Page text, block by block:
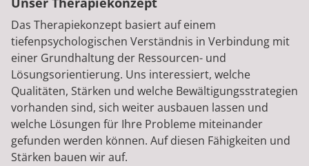
Das Therapiekonzept basiert auf einem
tiefenpsychologischen Verständnis in Verbindung mit
einer Grundhaltung der Ressourcen- und
Lösungsorientierung. Uns interessiert, welche
Qualitäten, Stärken und welche Bewältigungsstrategien
vorhanden sind, sich weiter ausbauen lassen und
welche Lösungen für Ihre Probleme miteinander
gefunden werden können. Auf diesen Fähigkeiten und
Stärken bauen wir auf.